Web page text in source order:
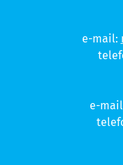
e-mail:
e-